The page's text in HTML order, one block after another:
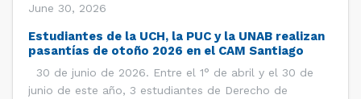
June 30, 2026
Estudiantes de la UCH, la PUC y la UNAB realizan
pasantías de otoño 2026 en el CAM Santiago
30 de junio de 2026. Entre el 1° de abril y el 30 de
junio de este año, 3 estudiantes de Derecho de